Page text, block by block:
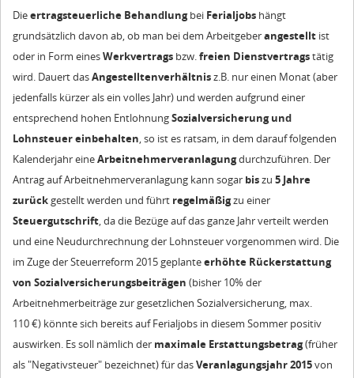
Dieertragsteuerliche Behandlungbei Ferialjobs hängt
grundsätzlich davon ab, ob man bei dem Arbeitgeberangestellt ist
oder in Form einesWerkvertrags bzw. freien Dienstvertragstätig
wird. Dauert dasAngestelltenverhältnisz.B. nur einen Monat (aber
jedenfalls kürzer als ein volles Jahr) und werden aufgrund einer
entsprechend hohen EntlohnungSozialversicherung und
Lohnsteuer einbehalten , so ist es ratsam, in dem darauf folgenden
Kalenderjahr eineArbeitnehmerveranlagungdurchzuführen. Der
Antrag auf Arbeitnehmerveranlagung kann sogar biszu 5 Jahre
zurück gestellt werden und führt regelmäßigzu einer
Steuergutschrift , da die Bezüge auf das ganze Jahr verteilt werden
und eine Neudurchrechnung der Lohnsteuer vorgenommen wird. Die
im Zuge der Steuerreform 2015 geplanteerhöhte Rückerstattung
von Sozialversicherungsbeiträgen (bisher 10% der
Arbeitnehmerbeiträge zur gesetzlichen Sozialversicherung, max.
110 €) könnte sich bereits auf Ferialjobs in diesem Sommer positiv
auswirken. Es soll nämlich der maximale Erstattungsbetrag(früher
als "Negativsteuer" bezeichnet) für dasVeranlagungsjahr 2015von